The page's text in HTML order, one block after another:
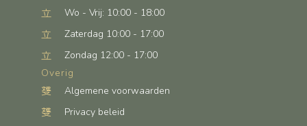
Wo - Vrij: 10:00 - 18:00
Zaterdag 10:00 - 17:00
Zondag 12:00 - 17:00
Overig
Algemene voorwaarden
Privacy beleid